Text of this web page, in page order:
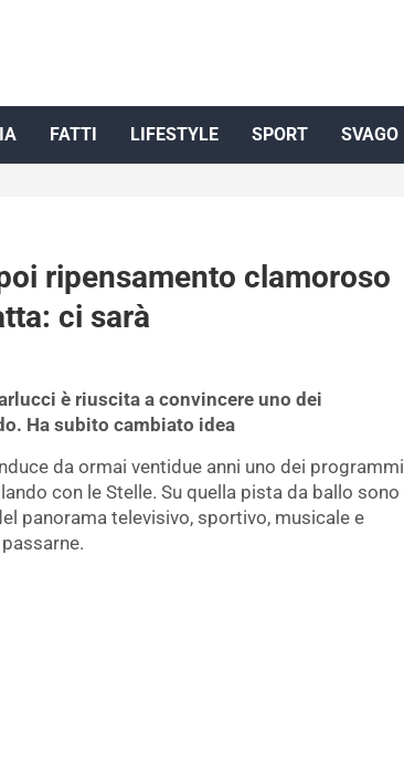
FATTI LIFESTYLE SPORT SVAGO
ripensamento clamoroso
ci sarà
è riuscita a convincere uno dei
Ha subito cambiato idea
da ormai ventidue anni uno dei programmi
con le Stelle. Su quella pista da ballo sono
panorama televisivo, sportivo, musicale e